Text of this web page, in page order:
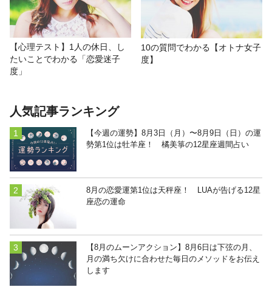
【心理テスト】1人の休日、し
たいことでわかる「恋愛迷子
度」
10の質問でわかる【オトナ女子
度】
人気記事ランキング
【今週の運勢】8月3日（月）〜8月9日（日）の運
勢第1位は牡羊座！ 橘美箏の12星座週間占い
8月の恋愛運第1位は天秤座！ LUAが告げる12星
座恋の運命
【8月のムーンアクション】8月6日は下弦の月、
月の満ち欠けに合わせた毎日のメソッドをお伝え
します